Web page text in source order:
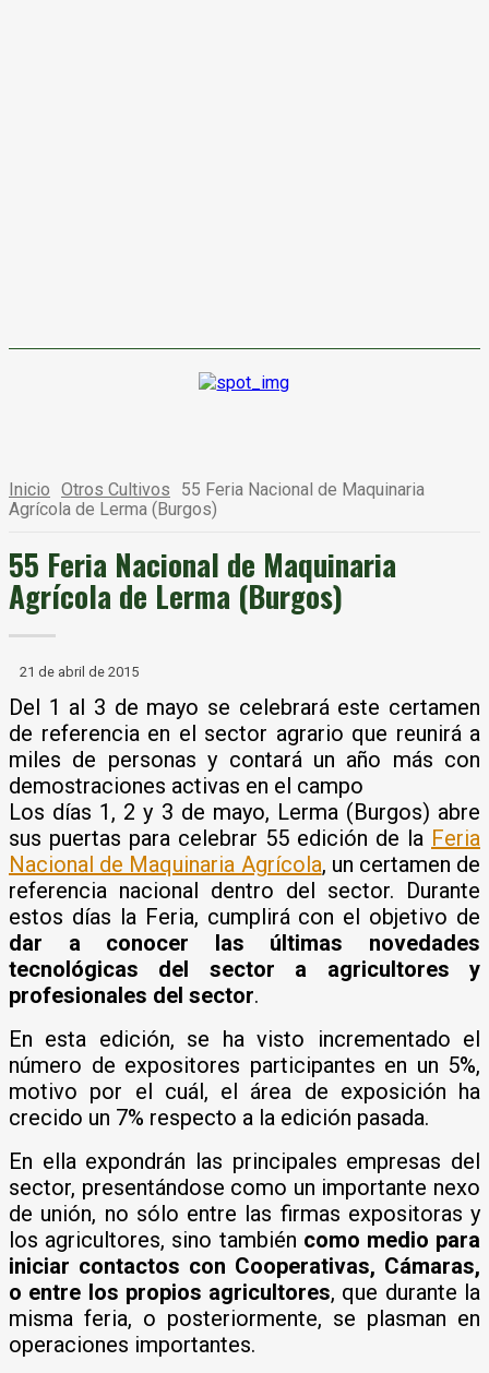
Inicio Otros Cultivos
55 Feria Nacional de Maquinaria
Agrícola de Lerma (Burgos)
55 Feria Nacional de Maquinaria
Agrícola de Lerma (Burgos)
21 de abril de 2015
Del 1 al 3 de mayo se celebrará este certamen
de referencia en el sector agrario que reunirá a
miles de personas y contará un año más con
demostraciones activas en el campo
Los días 1, 2 y 3 de mayo, Lerma (Burgos) abre
sus puertas para celebrar 55 edición de la Feria
Nacional de Maquinaria Agrícola, un certamen de
referencia nacional dentro del sector. Durante
estos días la Feria, cumplirá con el objetivo de
dar a conocer las últimas novedades
tecnológicas del sector a agricultores y
profesionales del sector.
En esta edición, se ha visto incrementado el
número de expositores participantes en un 5%,
motivo por el cuál, el área de exposición ha
crecido un 7% respecto a la edición pasada.
En ella expondrán las principales empresas del
sector, presentándose como un importante nexo
de unión, no sólo entre las firmas expositoras y
los agricultores, sino también como medio para
iniciar contactos con Cooperativas, Cámaras,
o entre los propios agricultores, que durante la
misma feria, o posteriormente, se plasman en
operaciones importantes.